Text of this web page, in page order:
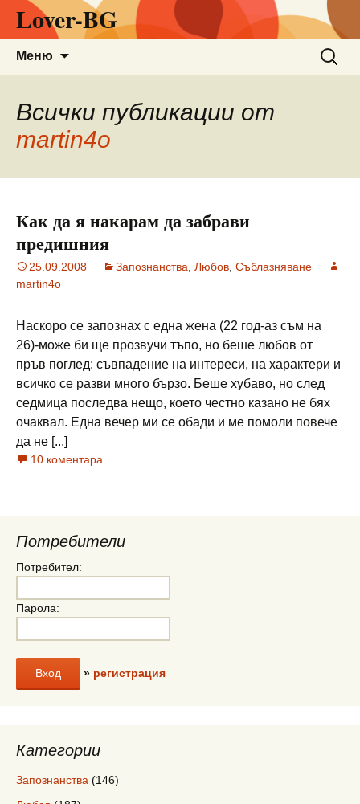
Lover-BG
Меню
за:
Всички публикации от
martin4o
Как да я накарам да забрави
предишния
25.09.2008 Запознанства Любов Съблазняване
martin4o
Наскоро се запознах с една жена (22 год-аз съм на
26)-може би ще прозвучи тъпо, но беше любов от
пръв поглед: съвпадение на интереси, на характери и
всичко се разви много бързо. Беше хубаво, но след
седмица последва нещо, което честно казано не бях
очаквал. Една вечер ми се обади и ме помоли повече
да не [...]
10 коментара
Потребители
Потребител:
Парола:
» регистрация
Категории
Запознанства (146)